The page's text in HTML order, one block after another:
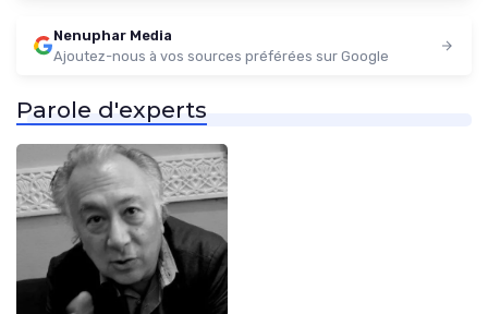
Nenuphar Media
Ajoutez-nous à vos sources préférées sur Google
Parole d'experts